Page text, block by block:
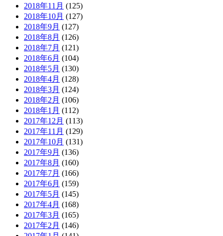
2018年11月 (125)
2018年10月 (127)
2018年9月 (127)
2018年8月 (126)
2018年7月 (121)
2018年6月 (104)
2018年5月 (130)
2018年4月 (128)
2018年3月 (124)
2018年2月 (106)
2018年1月 (112)
2017年12月 (113)
2017年11月 (129)
2017年10月 (131)
2017年9月 (136)
2017年8月 (160)
2017年7月 (166)
2017年6月 (159)
2017年5月 (145)
2017年4月 (168)
2017年3月 (165)
2017年2月 (146)